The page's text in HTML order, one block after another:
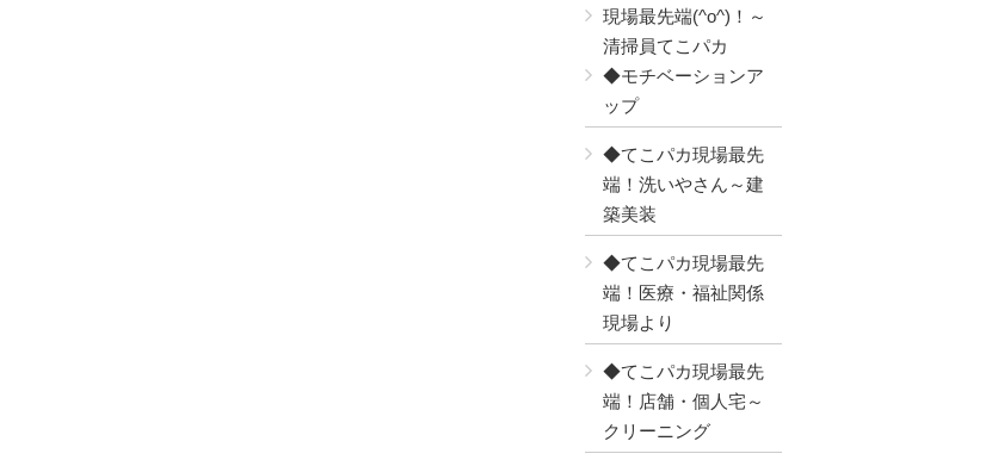
現場最先端(^o^)！～
清掃員てこパカ
◆モチベーションア
ップ
◆てこパカ現場最先
端！洗いやさん～建
築美装
◆てこパカ現場最先
端！医療・福祉関係
現場より
◆てこパカ現場最先
端！店舗・個人宅～
クリーニング